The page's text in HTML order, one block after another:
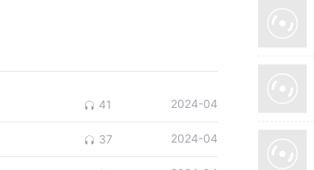
41 2024-04
37 2024-04